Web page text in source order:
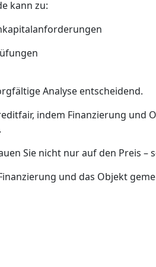
kann zu:
Analyse entscheidend.
indem Finanzierung und
Sie nicht nur auf den Preis
und das Objekt